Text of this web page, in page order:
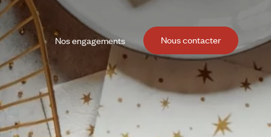
Nos engagements Nous contacter